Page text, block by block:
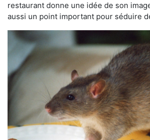
restaurant donne une idée de son
aussi un point important pour séduire